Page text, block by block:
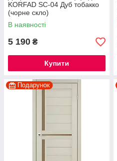
KORFAD SC-04 Дуб тобакко
(чорне скло)
В наявності
5 190 ₴
Купити
Подарунок